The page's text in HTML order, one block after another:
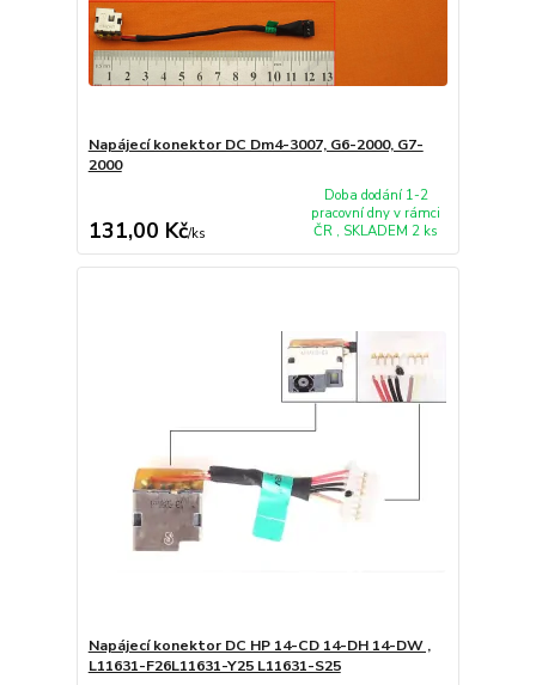
Napájecí konektor DC Dm4-3007, G6-2000, G7-
2000
131,00 Kč/ks
Doba dodání 1-2
pracovní dny v rámci
ČR , SKLADEM 2 ks
Napájecí konektor DC HP 14-CD 14-DH 14-DW ,
L11631-F26L11631-Y25 L11631-S25